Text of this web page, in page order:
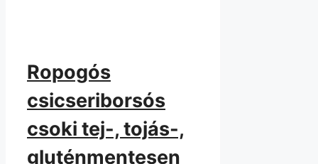
Ropogós
csicseriborsós
csoki tej-, tojás-,
gluténmentesen